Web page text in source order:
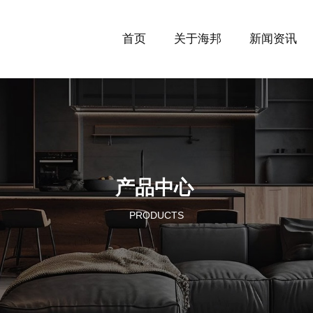
首页 关于海邦 新闻资讯
产品中心
PRODUCTS